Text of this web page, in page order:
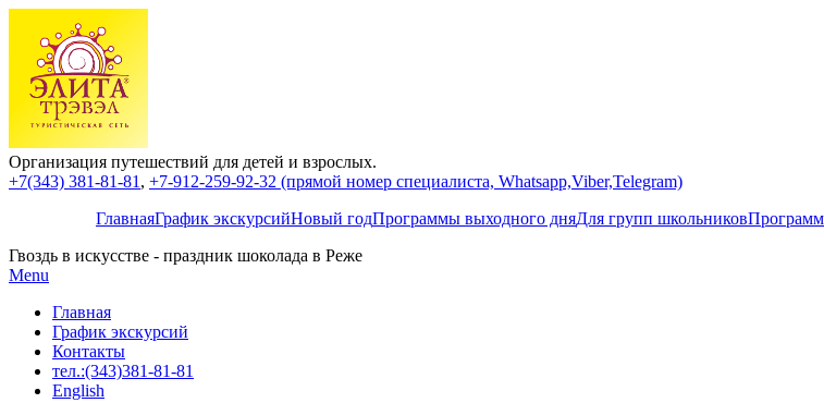
Организация путешествий для детей и взрослых.
+7(343) 381-81-81 , +7-912-259-92-32 (прямой номер специалиста, Whatsapp,Viber,Telegram)
ГлавнаяГрафик экскурсийНовый годПрограммы выходного дняДля групп школьников
Гвоздь в искусстве - праздник шоколада в Реже
Menu
Главная
График экскурсий
Контакты
тел.:(343)381-81-81
English